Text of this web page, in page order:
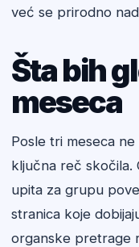
već se prirodno
Šta bih
meseca
Posle tri meseca
ključna reč skočila.
upita za grupu
stranica koje
organske pretrage